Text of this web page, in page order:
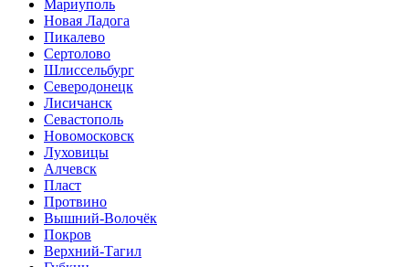
Мариуполь
Новая Ладога
Пикалево
Сертолово
Шлиссельбург
Северодонецк
Лисичанск
Севастополь
Новомосковск
Луховицы
Алчевск
Пласт
Протвино
Вышний-Волочёк
Покров
Верхний-Тагил